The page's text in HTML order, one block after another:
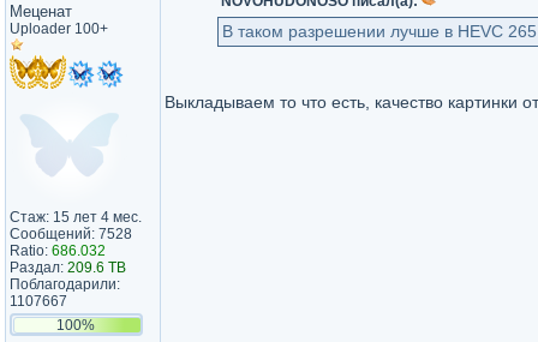
Меценат
Uploader 100+
Стаж: 15 лет 4 мес.
Сообщений: 7528
Ratio: 686.032
Раздал: 209.6 TB
Поблагодарили:
1107667
100%
В таком разрешении лучше в HEVC
Выкладываем то что есть, качество картинки